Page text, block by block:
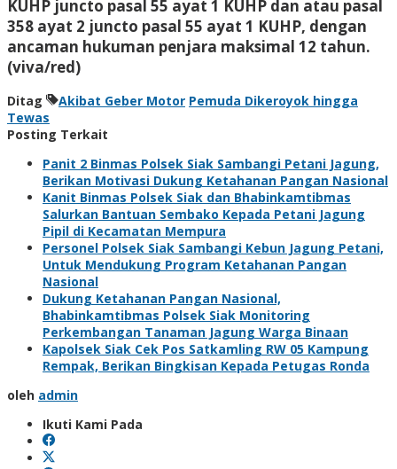
KUHP juncto pasal 55 ayat 1 KUHP dan atau pasal
358 ayat 2 juncto pasal 55 ayat 1 KUHP, dengan
ancaman hukuman penjara maksimal 12 tahun.
(viva/red)
Ditag Akibat Geber Motor Pemuda Dikeroyok hingga
Tewas
Posting Terkait
Panit 2 Binmas Polsek Siak Sambangi Petani Jagung,
Berikan Motivasi Dukung Ketahanan Pangan Nasional
Kanit Binmas Polsek Siak dan Bhabinkamtibmas
Salurkan Bantuan Sembako Kepada Petani Jagung
Pipil di Kecamatan Mempura
Personel Polsek Siak Sambangi Kebun Jagung Petani,
Untuk Mendukung Program Ketahanan Pangan
Nasional
Dukung Ketahanan Pangan Nasional,
Bhabinkamtibmas Polsek Siak Monitoring
Perkembangan Tanaman Jagung Warga Binaan
Kapolsek Siak Cek Pos Satkamling RW 05 Kampung
Rempak, Berikan Bingkisan Kepada Petugas Ronda
oleh admin
Ikuti Kami Pada